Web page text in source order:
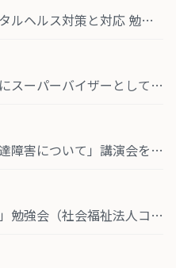
【開催レポート】職場のメンタルヘルス対策と対応 勉強会を実施しました
【開催レポート】事例検討会にスーパーバイザーとして出席しました
【開催レポート】「大人の発達障害について」講演会を開催しました
【開催レポート】「発達障害」勉強会（社会福祉法人コメット様）